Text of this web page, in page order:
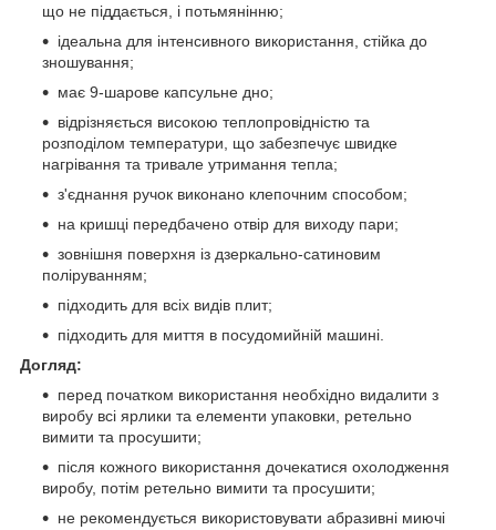
що не піддається, і потьмянінню;
ідеальна для інтенсивного використання, стійка до
зношування;
має 9-шарове капсульне дно;
відрізняється високою теплопровідністю та
розподілом температури, що забезпечує швидке
нагрівання та тривале утримання тепла;
з'єднання ручок виконано клепочним способом;
на кришці передбачено отвір для виходу пари;
зовнішня поверхня із дзеркально-сатиновим
поліруванням;
підходить для всіх видів плит;
підходить для миття в посудомийній машині.
Догляд:
перед початком використання необхідно видалити з
виробу всі ярлики та елементи упаковки, ретельно
вимити та просушити;
після кожного використання дочекатися охолодження
виробу, потім ретельно вимити та просушити;
не рекомендується використовувати абразивні миючі